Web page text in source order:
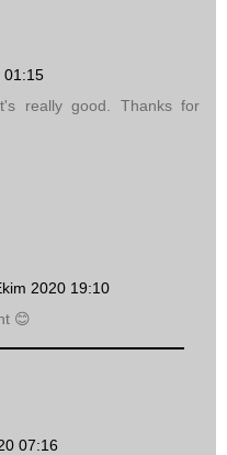
01:15
really good. Thanks for
2020 19:10
😊
07:16